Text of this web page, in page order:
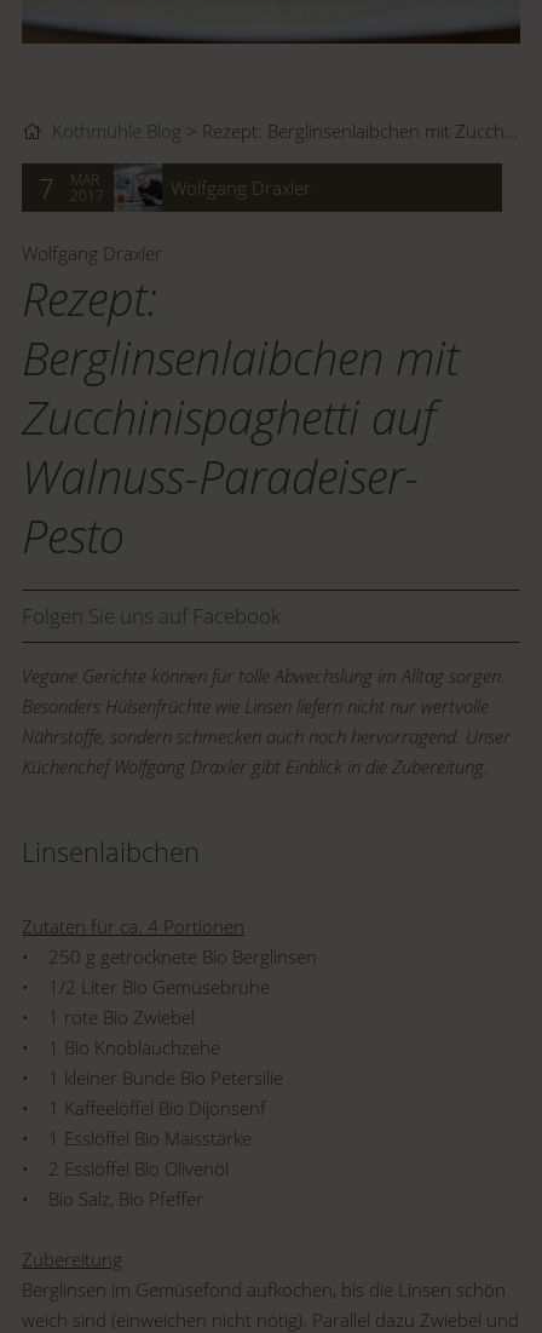
Kothmühle Blog Rezept: Berglinsenlaibchen mit Zucchinispaghetti auf Walnuss-Paradeiser-Pesto
7
MÄR
2017
Wolfgang Draxler
Wolfgang Draxler
Rezept:
Berglinsenlaibchen mit
Zucchinispaghetti auf
Walnuss-Paradeiser-
Pesto
Folgen Sie uns auf Facebook
Vegane Gerichte können für tolle Abwechslung im Alltag sorgen.
Besonders Hülsenfrüchte wie Linsen liefern nicht nur wertvolle
Nährstoffe, sondern schmecken auch noch hervorragend. Unser
Küchenchef Wolfgang Draxler gibt Einblick in die Zubereitung.
Linsenlaibchen
Zutaten für ca. 4 Portionen
• 250 g getrocknete Bio Berglinsen
• 1/2 Liter Bio Gemüsebrühe
• 1 rote Bio Zwiebel
• 1 Bio Knoblauchzehe
• 1 kleiner Bunde Bio Petersilie
• 1 Kaffeelöffel Bio Dijonsenf
• 1 Esslöffel Bio Maisstärke
• 2 Esslöffel Bio Olivenöl
• Bio Salz, Bio Pfeffer
Zubereitung
Berglinsen im Gemüsefond aufkochen, bis die Linsen schön
weich sind (einweichen nicht nötig). Parallel dazu Zwiebel und